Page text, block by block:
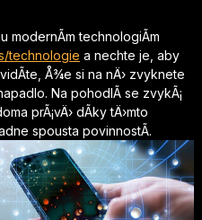
modernÃ­m technologiÃ­m
technologie a nechte je, aby
Å¾e si na nÄ› zvyknete
Na pohodlÃ­ se zvykÃ¡
prÃ¡vÄ› dÃ­ky tÄ›mto
spousta povinnostÃ­.